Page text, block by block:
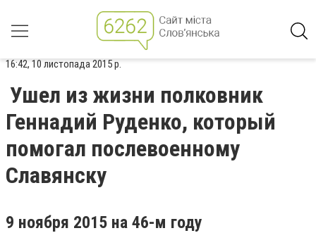
16:42, 10 листопада 2015 р.
Ушел из жизни полковник
Геннадий Руденко, который
помогал послевоенному
Славянску
9 ноября 2015 на 46-м году